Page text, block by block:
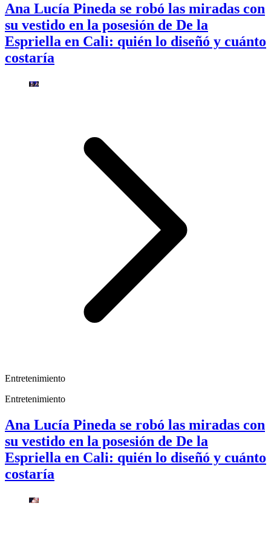
Ana Lucía Pineda se robó las miradas con
su vestido en la posesión de De la
Espriella en Cali: quién lo diseñó y cuánto
costaría
Entretenimiento
Entretenimiento
Ana Lucía Pineda se robó las miradas con
su vestido en la posesión de De la
Espriella en Cali: quién lo diseñó y cuánto
costaría